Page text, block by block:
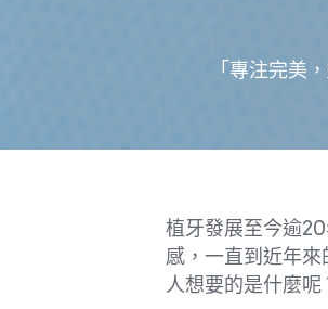
「專注完美
植牙發展至今逾
感，一直到近年
人想要的是什麼呢